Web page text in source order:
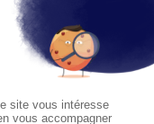
du pape Léon